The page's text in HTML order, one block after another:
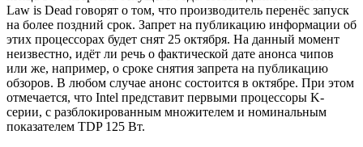
Law is Dead говорят о том, что производитель перенёс запуск
на более поздний срок. Запрет на публикацию информации об
этих процессорах будет снят 25 октября. На данный момент
неизвестно, идёт ли речь о фактической дате анонса чипов
или же, например, о сроке снятия запрета на публикацию
обзоров. В любом случае анонс состоится в октябре. При этом
отмечается, что Intel представит первыми процессоры K-
серии, с разблокированным множителем и номинальным
показателем TDP 125 Вт.